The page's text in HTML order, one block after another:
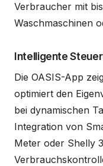
Verbraucher mit
Waschmaschinen
Intelligente
Die OASIS-App
optimiert den
bei dynamischen
Integration von
Meter oder Shelly